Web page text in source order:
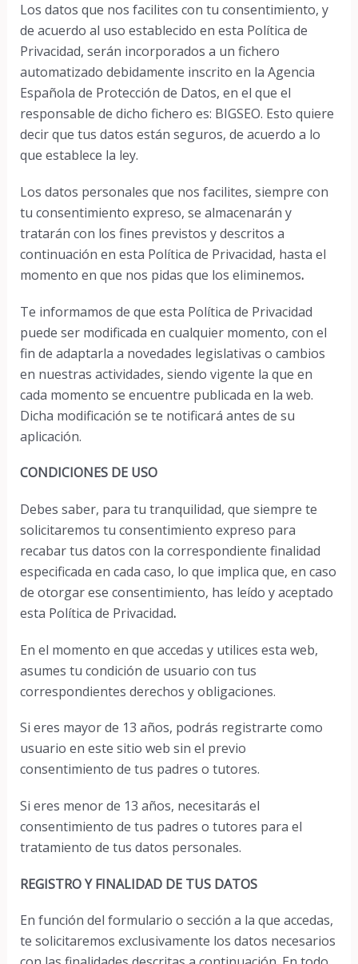
Los datos que nos facilites con tu consentimiento, y
de acuerdo al uso establecido en esta Política de
Privacidad, serán incorporados a un fichero
automatizado debidamente inscrito en la Agencia
Española de Protección de Datos, en el que el
responsable de dicho fichero es: BIGSEO. Esto quiere
decir que tus datos están seguros, de acuerdo a lo
que establece la ley.
Los datos personales que nos facilites, siempre con
tu consentimiento expreso, se almacenarán y
tratarán con los fines previstos y descritos a
continuación en esta Política de Privacidad, hasta el
momento en que nos pidas que los eliminemos.
Te informamos de que esta Política de Privacidad
puede ser modificada en cualquier momento, con el
fin de adaptarla a novedades legislativas o cambios
en nuestras actividades, siendo vigente la que en
cada momento se encuentre publicada en la web.
Dicha modificación se te notificará antes de su
aplicación.
CONDICIONES DE USO
Debes saber, para tu tranquilidad, que siempre te
solicitaremos tu consentimiento expreso para
recabar tus datos con la correspondiente finalidad
especificada en cada caso, lo que implica que, en caso
de otorgar ese consentimiento, has leído y aceptado
esta Política de Privacidad.
En el momento en que accedas y utilices esta web,
asumes tu condición de usuario con tus
correspondientes derechos y obligaciones.
Si eres mayor de 13 años, podrás registrarte como
usuario en este sitio web sin el previo
consentimiento de tus padres o tutores.
Si eres menor de 13 años, necesitarás el
consentimiento de tus padres o tutores para el
tratamiento de tus datos personales.
REGISTRO Y FINALIDAD DE TUS DATOS
En función del formulario o sección a la que accedas,
te solicitaremos exclusivamente los datos necesarios